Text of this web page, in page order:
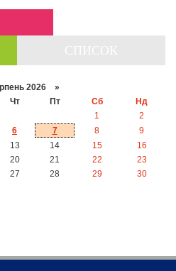
2026 »
Чт Пт Сб
Нд
1
2
6 7 8
9
13 14 15
16
20 21 22
23
27 28 29
30